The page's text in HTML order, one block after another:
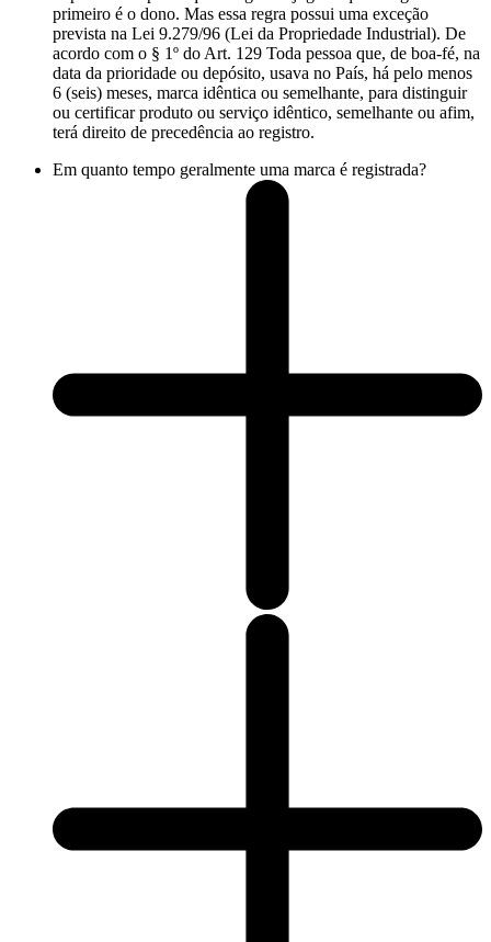
primeiro é o dono. Mas essa regra possui uma exceção
prevista na Lei 9.279/96 (Lei da Propriedade Industrial). De
acordo com o § 1º do Art. 129 Toda pessoa que, de boa-fé, na
data da prioridade ou depósito, usava no País, há pelo menos
6 (seis) meses, marca idêntica ou semelhante, para distinguir
ou certificar produto ou serviço idêntico, semelhante ou afim,
terá direito de precedência ao registro.
Em quanto tempo geralmente uma marca é registrada?